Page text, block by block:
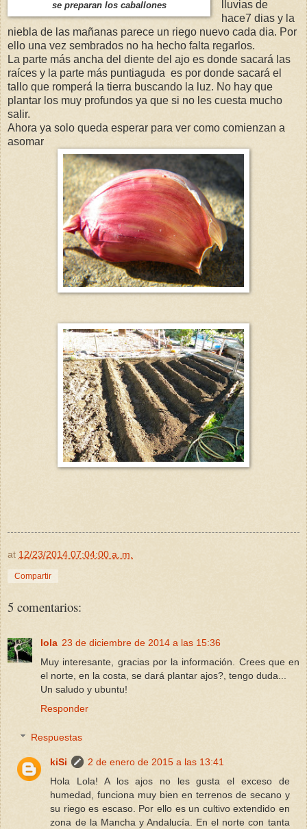
se preparan los caballones
lluvias de
hace7 dias y la
niebla de las mañanas parece un riego nuevo cada dia. Por
ello una vez sembrados no ha hecho falta regarlos.
La parte más ancha del diente del ajo es donde sacará las
raíces y la parte más puntiaguda es por donde sacará el
tallo que romperá la tierra buscando la luz. No hay que
plantar los muy profundos ya que si no les cuesta mucho
salir.
Ahora ya solo queda esperar para ver como comienzan a
asomar
at 12/23/2014 07:04:00 a. m.
Compartir
5 comentarios:
lola 23 de diciembre de 2014 a las 15:36
Muy interesante, gracias por la información. Crees que en
el norte, en la costa, se dará plantar ajos?, tengo duda...
Un saludo y ubuntu!
Responder
Respuestas
kiSi
2 de enero de 2015 a las 13:41
Hola Lola! A los ajos no les gusta el exceso de
humedad, funciona muy bien en terrenos de secano y
su riego es escaso. Por ello es un cultivo extendido en
zona de la Mancha y Andalucía. En el norte con tanta